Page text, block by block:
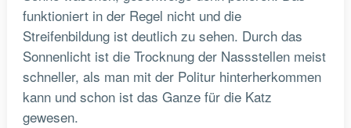
funktioniert in der Regel nicht und die
Streifenbildung ist deutlich zu sehen. Durch das
Sonnenlicht ist die Trocknung der Nassstellen meist
schneller, als man mit der Politur hinterherkommen
kann und schon ist das Ganze für die Katz
gewesen.